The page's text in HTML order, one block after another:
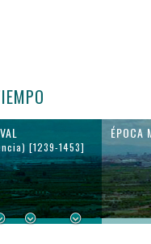
[1239-1453]
ÉPOCA